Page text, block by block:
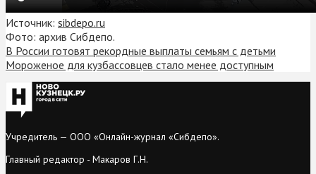
Источник: sibdepo.ru
Фото: архив Сибдепо.
В России готовят рекордные выплаты семьям с детьми
Мороженое для кузбассовцев стало менее доступным
Учредитель — ООО «Онлайн-журнал «Сибдепо».
Главный редактор - Макаров Г.Н.